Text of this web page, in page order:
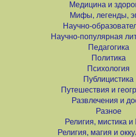
Медицина и
Мифы, легенды,
Научно-
Научно-популярная
Педагогика
Политика
Психология
Публицистика
Путешествия и
Развлечения и
Разное
Религия, мистика
Религия, магия и